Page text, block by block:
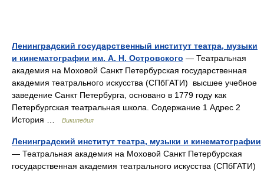
Ленинградский государственный институт театра, музыки
и кинематографии им. А. Н. Островского — Театральная
академия на Моховой Санкт Петербурская государственная
академия театрального искусства (СПбГАТИ) высшее учебное
заведение Санкт Петербурга, основано в 1779 году как
Петербургская театральная школа. Содержание 1 Адрес 2
История …
Википедия
Ленинградский институт театра, музыки и кинематографии
— Театральная академия на Моховой Санкт Петербурская
государственная академия театрального искусства (СПбГАТИ)